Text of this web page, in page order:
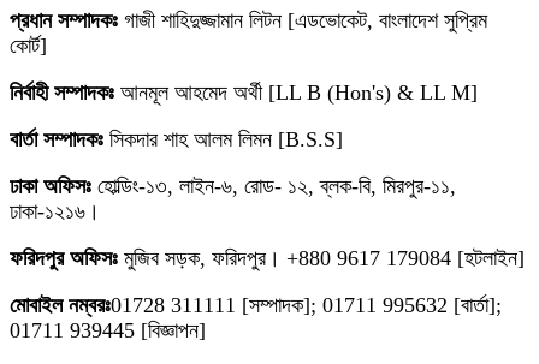
প্রধান সম্পাদকঃ গাজী শাহিদুজ্জামান লিটন [এডভোকেট, বাংলাদেশ সুপ্রিম
কোর্ট]
নির্বাহী সম্পাদকঃ আনমূল আহমেদ অর্থী [LL B (Hon's) & LL M]
বার্তা সম্পাদকঃ সিকদার শাহ আলম লিমন [B.S.S]
ঢাকা অফিসঃ হোল্ডিং-১৩, লাইন-৬, রোড- ১২, ব্লক-বি, মিরপুর-১১,
ঢাকা-১২১৬।
ফরিদপুর অফিসঃ মুজিব সড়ক, ফরিদপুর। +880 9617 179084 [হটলাইন]
মোবাইল নম্বরঃ01728 311111 [সম্পাদক]; 01711 995632 [বার্তা];
01711 939445 [বিজ্ঞাপন]